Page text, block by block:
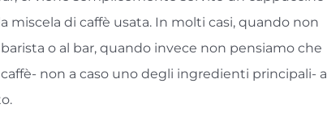
miscela di caffè usata. In molti casi, quando non
o al bar, quando invece non pensiamo che
non a caso uno degli ingredienti principali- a